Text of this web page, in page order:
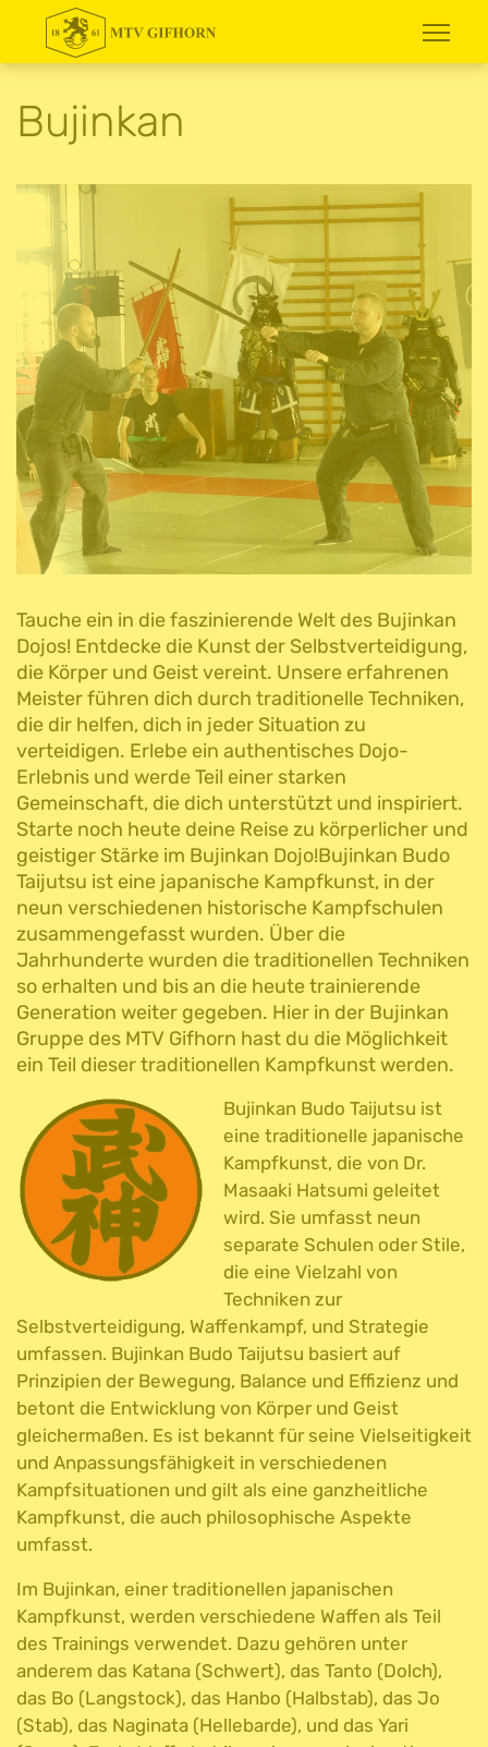
Bujinkan
Tauche ein in die faszinierende Welt des Bujinkan
Dojos! Entdecke die Kunst der Selbstverteidigung,
die Körper und Geist vereint. Unsere erfahrenen
Meister führen dich durch traditionelle Techniken,
die dir helfen, dich in jeder Situation zu
verteidigen. Erlebe ein authentisches Dojo-
Erlebnis und werde Teil einer starken
Gemeinschaft, die dich unterstützt und inspiriert.
Starte noch heute deine Reise zu körperlicher und
geistiger Stärke im Bujinkan Dojo!Bujinkan Budo
Taijutsu ist eine japanische Kampfkunst, in der
neun verschiedenen historische Kampfschulen
zusammengefasst wurden. Über die
Jahrhunderte wurden die traditionellen Techniken
so erhalten und bis an die heute trainierende
Generation weiter gegeben. Hier in der Bujinkan
Gruppe des MTV Gifhorn hast du die Möglichkeit
ein Teil dieser traditionellen Kampfkunst werden.
Bujinkan Budo Taijutsu ist
eine traditionelle japanische
Kampfkunst, die von Dr.
Masaaki Hatsumi geleitet
wird. Sie umfasst neun
separate Schulen oder Stile,
die eine Vielzahl von
Techniken zur
Selbstverteidigung, Waffenkampf, und Strategie
umfassen. Bujinkan Budo Taijutsu basiert auf
Prinzipien der Bewegung, Balance und Effizienz und
betont die Entwicklung von Körper und Geist
gleichermaßen. Es ist bekannt für seine Vielseitigkeit
und Anpassungsfähigkeit in verschiedenen
Kampfsituationen und gilt als eine ganzheitliche
Kampfkunst, die auch philosophische Aspekte
umfasst.
Im Bujinkan, einer traditionellen japanischen
Kampfkunst, werden verschiedene Waffen als Teil
des Trainings verwendet. Dazu gehören unter
anderem das Katana (Schwert), das Tanto (Dolch),
das Bo (Langstock), das Hanbo (Halbstab), das Jo
(Stab), das Naginata (Hellebarde), und das Yari